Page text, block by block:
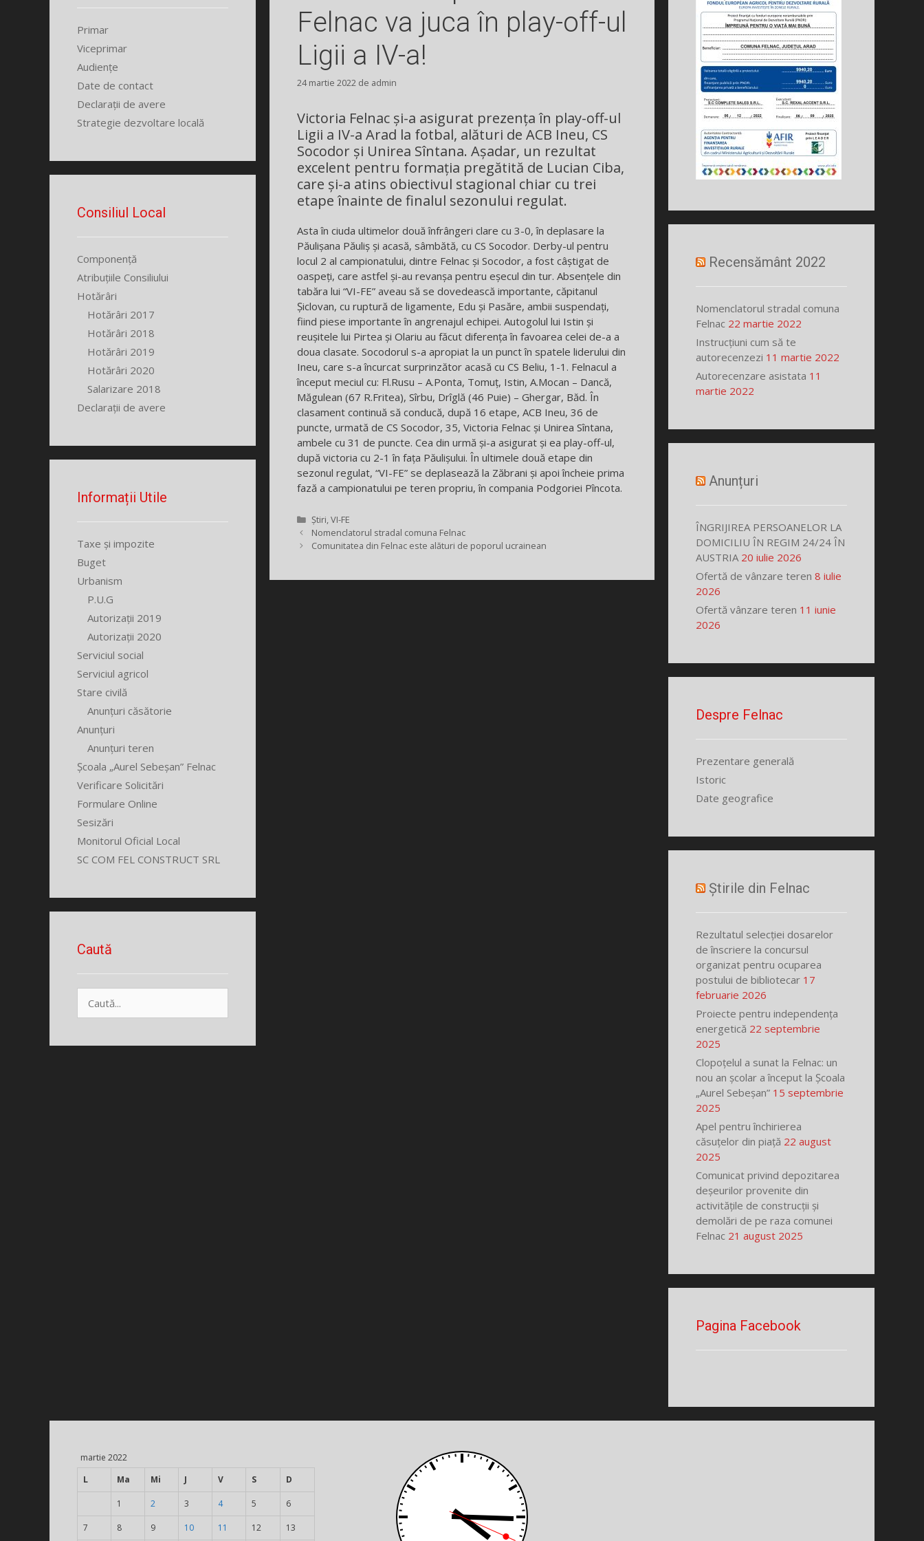
Felnac va juca în play-off-ul
Ligii a IV-a!
24 martie 2022 de admin
Victoria Felnac şi-a asigurat prezenţa în play-off-ul
Ligii a IV-a Arad la fotbal, alături de ACB Ineu, CS
Socodor şi Unirea Sîntana. Aşadar, un rezultat
excelent pentru formaţia pregătită de Lucian Ciba,
care şi-a atins obiectivul stagional chiar cu trei
etape înainte de finalul sezonului regulat.
Asta în ciuda ultimelor două înfrângeri clare cu 3-0, în deplasare la
Păulişana Păuliş şi acasă, sâmbătă, cu CS Socodor. Derby-ul pentru
locul 2 al campionatului, dintre Felnac şi Socodor, a fost câștigat de
oaspeți, care astfel și-au revanșa pentru eșecul din tur. Absențele din
tabăra lui “VI-FE” aveau să se dovedească importante, căpitanul
Șiclovan, cu ruptură de ligamente, Edu şi Pasăre, ambii suspendați,
fiind piese importante în angrenajul echipei. Autogolul lui Istin şi
reuşitele lui Pirtea şi Olariu au făcut diferenţa în favoarea celei de-a a
doua clasate. Socodorul s-a apropiat la un punct în spatele liderului din
Ineu, care s-a încurcat surprinzător acasă cu CS Beliu, 1-1. Felnacul a
început meciul cu: Fl.Rusu – A.Ponta, Tomuț, Istin, A.Mocan – Dancă,
Măgulean (67 R.Fritea), Sîrbu, Drîglă (46 Puie) – Ghergar, Băd. În
clasament continuă să conducă, după 16 etape, ACB Ineu, 36 de
puncte, urmată de CS Socodor, 35, Victoria Felnac şi Unirea Sîntana,
ambele cu 31 de puncte. Cea din urmă şi-a asigurat şi ea play-off-ul,
după victoria cu 2-1 în faţa Păulişului. În ultimele două etape din
sezonul regulat, “VI-FE” se deplasează la Zăbrani şi apoi încheie prima
fază a campionatului pe teren propriu, în compania Podgoriei Pîncota.
Categorii
Știri,VI-FE
Nomenclatorul stradal comuna Felnac
Comunitatea din Felnac este alături de poporul ucrainean
Primar
Viceprimar
Audiențe
Date de contact
Declarații de avere
Strategie dezvoltare locală
Consiliul Local
Componență
Atribuțiile Consiliului
Hotărâri
Hotărâri 2017
Hotărâri 2018
Hotărâri 2019
Hotărâri 2020
Salarizare 2018
Declarații de avere
Informații Utile
Taxe și impozite
Buget
Urbanism
P.U.G
Autorizații 2019
Autorizații 2020
Serviciul social
Serviciul agricol
Stare civilă
Anunțuri căsătorie
Anunțuri
Anunțuri teren
Școala „Aurel Sebeșan” Felnac
Verificare Solicitări
Formulare Online
Sesizări
Monitorul Oficial Local
SC COM FEL CONSTRUCT SRL
Caută
după:
Recensământ 2022
Nomenclatorul stradal comuna
Felnac 22 martie 2022
Instrucțiuni cum să te
autorecenzezi 11 martie 2022
Autorecenzare asistata 11
martie 2022
Anunțuri
ÎNGRIJIREA PERSOANELOR LA
DOMICILIU ÎN REGIM 24/24 ÎN
AUSTRIA 20 iulie 2026
Ofertă de vânzare teren 8 iulie
2026
Ofertă vânzare teren 11 iunie
2026
Despre Felnac
Prezentare generală
Istoric
Date geografice
Știrile din Felnac
Rezultatul selecției dosarelor
de înscriere la concursul
organizat pentru ocuparea
postului de bibliotecar 17
februarie 2026
Proiecte pentru independența
energetică 22 septembrie
2025
Clopoțelul a sunat la Felnac: un
nou an școlar a început la Școala
„Aurel Sebeșan” 15 septembrie
2025
Apel pentru închirierea
căsuțelor din piață 22 august
2025
Comunicat privind depozitarea
deșeurilor provenite din
activitățile de construcții și
demolări de pe raza comunei
Felnac 21 august 2025
Pagina Facebook
martie 2022
L
Ma Mi J V S D
1 2 3 4 5 6
7 8 9 10 11 12 13